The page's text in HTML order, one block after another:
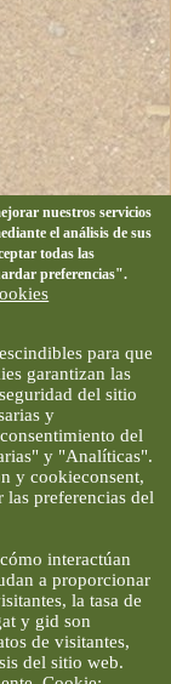
nuestros servicios
el análisis de sus
todas las
preferencias".
para que
garantizan las
del sitio
y
del
y "Analíticas".
y cookieconsent,
preferencias del
interactúan
a proporcionar
la tasa de
y gid son
de visitantes,
del sitio web.